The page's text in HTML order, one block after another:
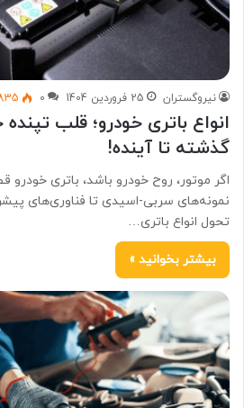
نیروگستران 25 فروردین 1404 0
انواع باتری خودرو؛ قلب
گذشته تا آینده!
اگر موتور، روح خودرو باشد، باتری خودرو
نمونه‌های سربی-اسیدی تا فناوری‌های
تحول انواع باتری…
بیشتر بخوانید »